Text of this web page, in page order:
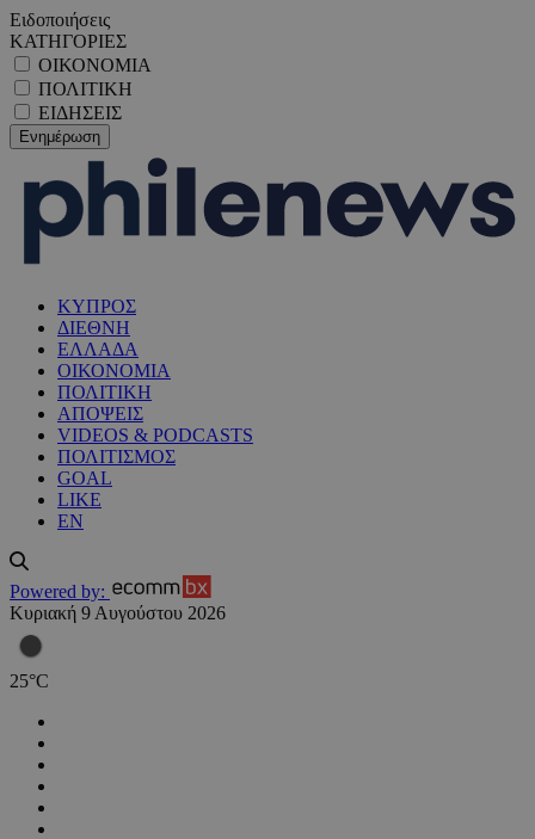
Ειδοποιήσεις
ΚΑΤΗΓΟΡΙΕΣ
ΟΙΚΟΝΟΜΙΑ
ΠΟΛΙΤΙΚΗ
ΕΙΔΗΣΕΙΣ
ΚΥΠΡΟΣ
ΔΙΕΘΝΗ
ΕΛΛΑΔΑ
ΟΙΚΟΝΟΜΙΑ
ΠΟΛΙΤΙΚΗ
ΑΠΟΨΕΙΣ
VIDEOS & PODCASTS
ΠΟΛΙΤΙΣΜΟΣ
GOAL
LIKE
EN
Powered by:
Κυριακή 9 Αυγούστου 2026
25°C